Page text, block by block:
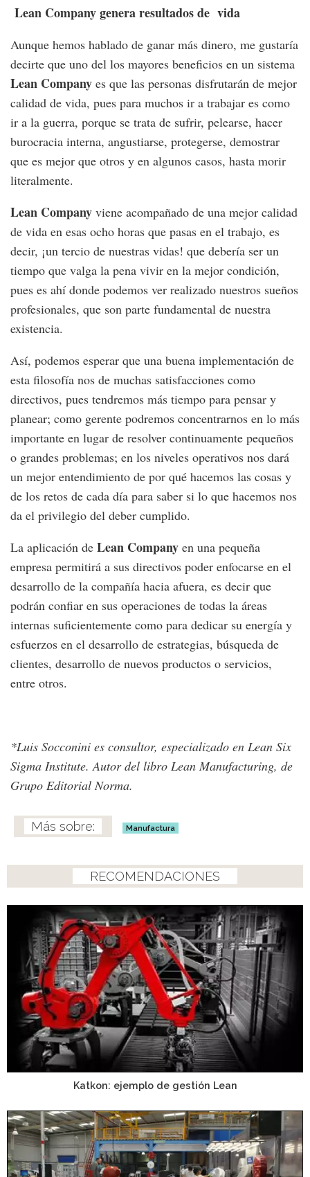
Lean Company genera resultados de vida
Aunque hemos hablado de ganar más dinero, me gustaría
decirte que uno del los mayores beneficios en un sistema
Lean Company es que las personas disfrutarán de mejor
calidad de vida, pues para muchos ir a trabajar es como
ir a la guerra, porque se trata de sufrir, pelearse, hacer
burocracia interna, angustiarse, protegerse, demostrar
que es mejor que otros y en algunos casos, hasta morir
literalmente.
Lean Company viene acompañado de una mejor calidad
de vida en esas ocho horas que pasas en el trabajo, es
decir, ¡un tercio de nuestras vidas! que debería ser un
tiempo que valga la pena vivir en la mejor condición,
pues es ahí donde podemos ver realizado nuestros sueños
profesionales, que son parte fundamental de nuestra
existencia.
Así, podemos esperar que una buena implementación de
esta filosofía nos de muchas satisfacciones como
directivos, pues tendremos más tiempo para pensar y
planear; como gerente podremos concentrarnos en lo más
importante en lugar de resolver continuamente pequeños
o grandes problemas; en los niveles operativos nos dará
un mejor entendimiento de por qué hacemos las cosas y
de los retos de cada día para saber si lo que hacemos nos
da el privilegio del deber cumplido.
La aplicación de Lean Company en una pequeña
empresa permitirá a sus directivos poder enfocarse en el
desarrollo de la compañía hacia afuera, es decir que
podrán confiar en sus operaciones de todas la áreas
internas suficientemente como para dedicar su energía y
esfuerzos en el desarrollo de estrategias, búsqueda de
clientes, desarrollo de nuevos productos o servicios,
entre otros.
*Luis Socconini es consultor, especializado en Lean Six
Sigma Institute. Autor del libro Lean Manufacturing, de
Grupo Editorial Norma.
Manufactura
RECOMENDACIONES
Katkon: ejemplo de gestión Lean